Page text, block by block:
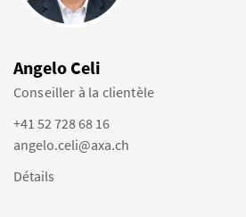
Angelo Celi
Conseiller à la clientèle
+41 52 728 68 16
angelo.celi@axa.ch
Détails